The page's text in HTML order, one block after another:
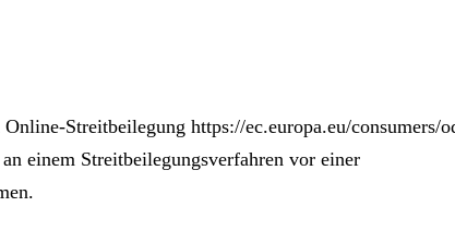
Streitbeilegung https://ec.europa.eu/consumers/
einem Streitbeilegungsverfahren vor einer